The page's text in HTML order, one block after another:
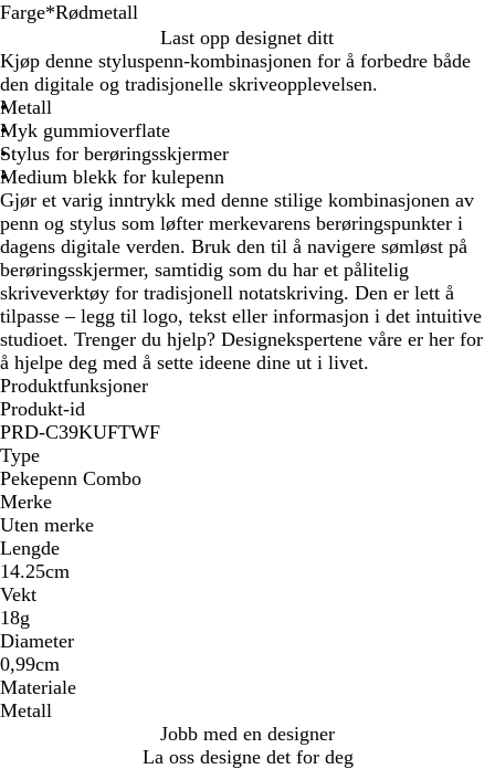
Farge*Rødmetall
ø
l
v
u
l
l
ø
d
m
e
t
a
l
l
o
s
e
g
u
l
l
f
a
r
g
e
t
r
o
n
s
e
Last opp designet ditt
Kjøp denne styluspenn-kombinasjonen for å forbedre både
den digitale og tradisjonelle skriveopplevelsen.
Metall
Myk gummioverflate
Stylus for berøringsskjermer
Medium blekk for kulepenn
Gjør et varig inntrykk med denne stilige kombinasjonen av
penn og stylus som løfter merkevarens berøringspunkter i
dagens digitale verden. Bruk den til å navigere sømløst på
berøringsskjermer, samtidig som du har et pålitelig
skriveverktøy for tradisjonell notatskriving. Den er lett å
tilpasse – legg til logo, tekst eller informasjon i det intuitive
studioet. Trenger du hjelp? Designekspertene våre er her for
å hjelpe deg med å sette ideene dine ut i livet.
Produktfunksjoner
Produkt-id
PRD-C39KUFTWF
Type
Pekepenn Combo
Merke
Uten merke
Lengde
14.25cm
Vekt
18g
Diameter
0,99cm
Materiale
Metall
Jobb med en designer
La oss designe det for deg